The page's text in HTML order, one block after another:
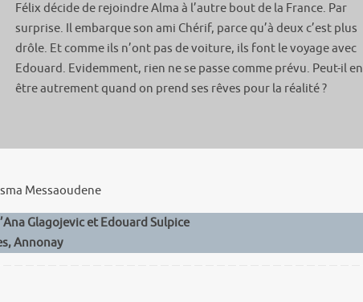
Félix décide de rejoindre Alma à l’autre bout de la France. Par
surprise. Il embarque son ami Chérif, parce qu’à deux c’est plus
drôle. Et comme ils n’ont pas de voiture, ils font le voyage avec
Edouard. Evidemment, rien ne se passe comme prévu. Peut-il en
être autrement quand on prend ses rêves pour la réalité ?
Messaoudene
Glagojevic et Edouard Sulpice
Annonay